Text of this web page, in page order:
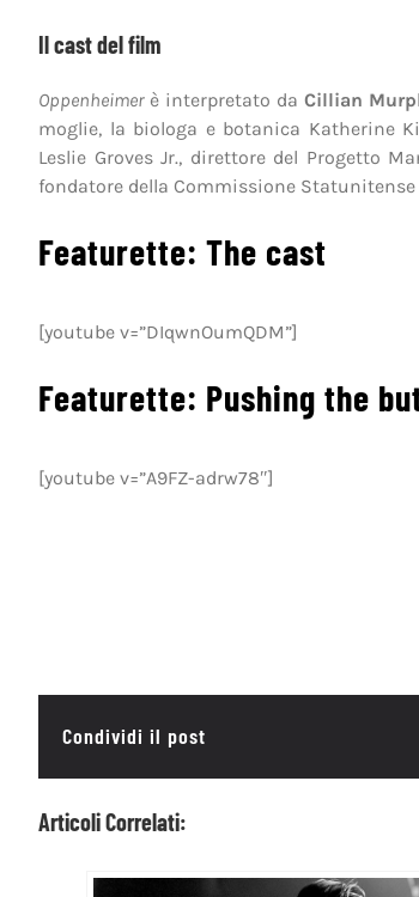
Il cast del film
Oppenheimerè interpretato daCillian
moglie, la biologa e botanica Katherine
Leslie Groves Jr., direttore del Progetto
fondatore della Commissione Statunitense
Featurette: The cast
[youtube v=”DIqwnOumQDM”]
Featurette: Pushing the
[youtube v=”A9FZ-adrw78″]
Condividi il post
Articoli Correlati: